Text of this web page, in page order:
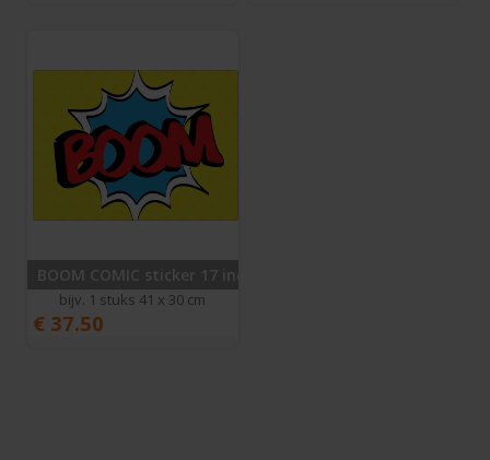
BOOM COMIC sticker 17 inch
bijv. 1 stuks 41 x 30 cm
€ 37.50